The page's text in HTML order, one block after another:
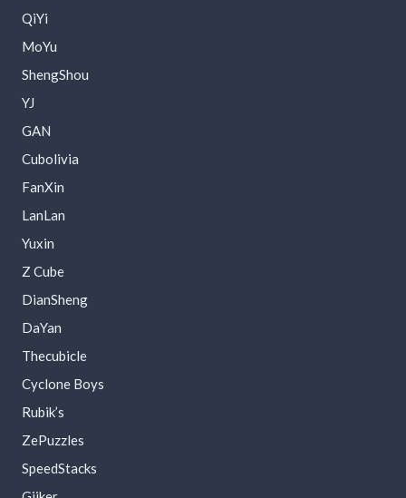
QiYi
MoYu
ShengShou
YJ
GAN
Cubolivia
FanXin
LanLan
Yuxin
Z Cube
DianSheng
DaYan
Thecubicle
Cyclone Boys
Rubik’s
ZePuzzles
SpeedStacks